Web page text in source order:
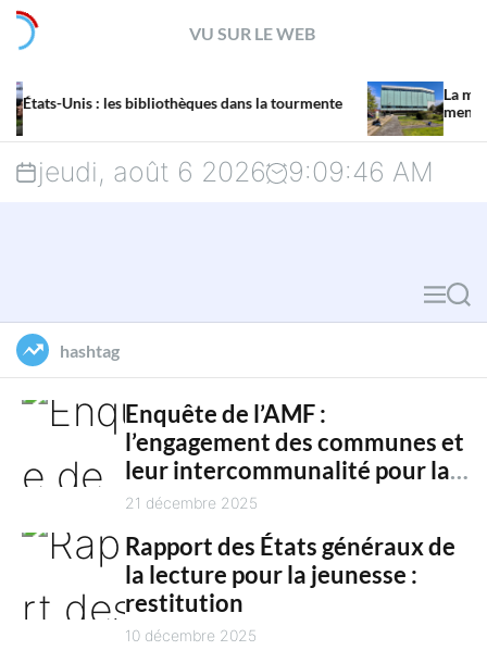
p
o
n
VU SUR LE WEB
dans la tourmente
La mission de la Grande
menacée par un projet
jeudi, août 6 2026 9:09:48 AM
M
n
S
a
c
h
hashtag
Enquête de l’AMF :
l’engagement des communes et
leur intercommunalité pour la
culture en 2025
21 décembre 2025
Rapport des États généraux de
la lecture pour la jeunesse :
restitution
10 décembre 2025